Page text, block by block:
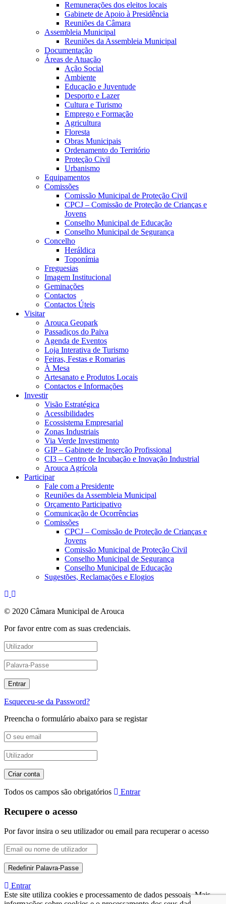
Remunerações dos eleitos locais
Gabinete de Apoio à Presidência
Reuniões da Câmara
Assembleia Municipal
Reuniões da Assembleia Municipal
Documentação
Áreas de Atuação
Ação Social
Ambiente
Educação e Juventude
Desporto e Lazer
Cultura e Turismo
Emprego e Formação
Agricultura
Floresta
Obras Municipais
Ordenamento do Território
Proteção Civil
Urbanismo
Equipamentos
Comissões
Comissão Municipal de Proteção Civil
CPCJ – Comissão de Proteção de Crianças e
Jovens
Conselho Municipal de Educação
Conselho Municipal de Segurança
Concelho
Heráldica
Toponímia
Freguesias
Imagem Institucional
Geminações
Contactos
Contactos Úteis
Visitar
Arouca Geopark
Passadiços do Paiva
Agenda de Eventos
Loja Interativa de Turismo
Feiras, Festas e Romarias
À Mesa
Artesanato e Produtos Locais
Contactos e Informações
Investir
Visão Estratégica
Acessibilidades
Ecossistema Empresarial
Zonas Industriais
Via Verde Investimento
GIP – Gabinete de Inserção Profissional
CI3 – Centro de Incubação e Inovação Industrial
Arouca Agrícola
Participar
Fale com a Presidente
Reuniões da Assembleia Municipal
Orçamento Participativo
Comunicação de Ocorrências
Comissões
CPCJ – Comissão de Proteção de Crianças e
Jovens
Comissão Municipal de Proteção Civil
Conselho Municipal de Segurança
Conselho Municipal de Educação
Sugestões, Reclamações e Elogios
© 2020 Câmara Municipal de Arouca
Por favor entre com as suas credenciais.
Esqueceu-se da Password?
Preencha o formulário abaixo para se registar
Todos os campos são obrigatórios Entrar
Recupere o acesso
Por favor insira o seu utilizador ou email para recuperar o acesso
Entrar
Este site utiliza cookies e processamento de dados pessoais. Mais